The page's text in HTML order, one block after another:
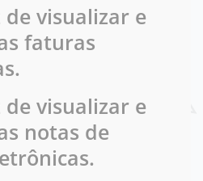
de visualizar e
faturas
de visualizar e
notas de